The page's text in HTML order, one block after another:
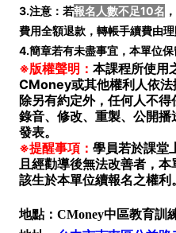
3.注意：若報名人數不足10名
費用全額退款，轉帳手續費由
4.簡章若有未盡事宜，本單位
※版權聲明： 本課程所使用
CMoney或其他權利人依法
除另有約定外，任何人不得
錄音、修改、重製、公開
發表。
※提醒事項： 學員若於課堂
且經勸導後無法改善者，
該生於本單位續報名之權利。
地點：CMoney中區教育訓